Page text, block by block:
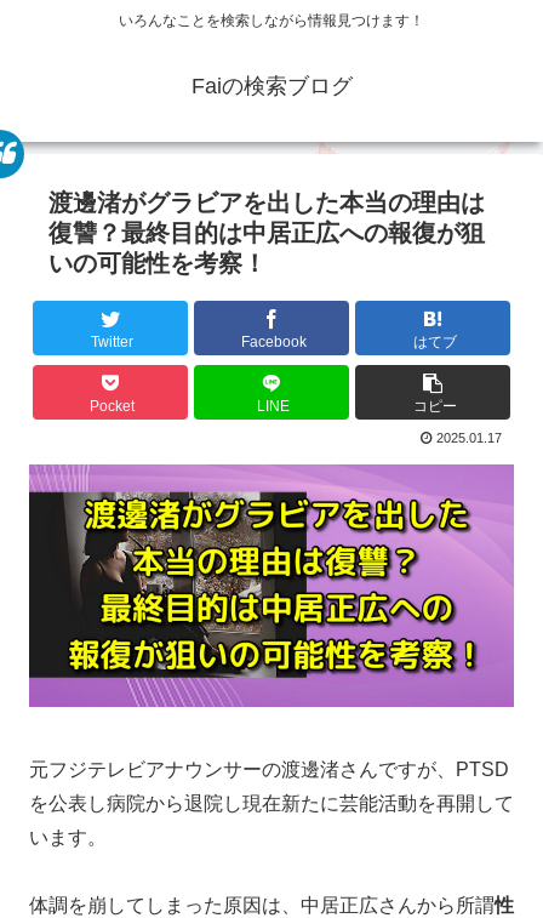
いろんなことを検索しながら情報見つけます！
Faiの検索ブログ
渡邊渚がグラビアを出した本当の理由は
復讐？最終目的は中居正広への報復が狙
いの可能性を考察！
Twitter Facebook はてブ
Pocket LINE コピー
2025.01.17
元フジテレビアナウンサーの渡邊渚さんですが、PTSD
を公表し病院から退院し現在新たに芸能活動を再開して
います。
体調を崩してしまった原因は、中居正広さんから所謂性